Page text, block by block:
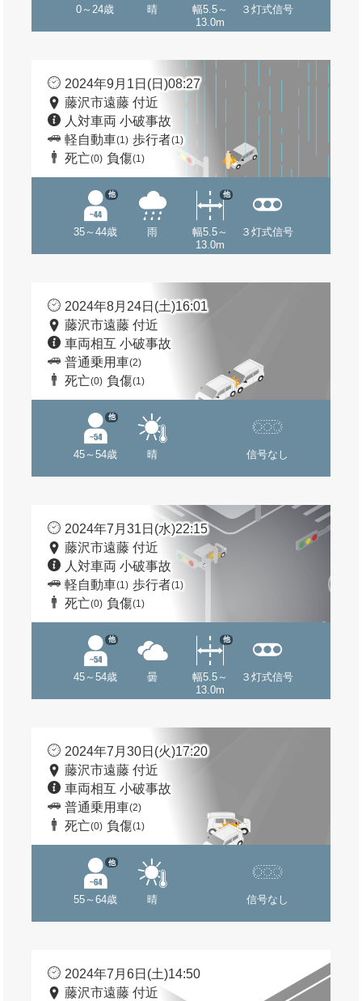
0～24歳 晴
幅5.5～
13.0m
３灯式信号
2024年9月1日(日)08:27
藤沢市遠藤 付近
人対車両 小破事故
軽自動車(1) 歩行者(1)
死亡(0) 負傷(1)
35～44歳
他
雨
幅5.5～
13.0m
他
３灯式信号
2024年8月24日(土)16:01
藤沢市遠藤 付近
車両相互 小破事故
普通乗用車(2)
死亡(0) 負傷(1)
45～54歳
他
晴 信号なし
2024年7月31日(水)22:15
藤沢市遠藤 付近
人対車両 小破事故
軽自動車(1) 歩行者(1)
死亡(0) 負傷(1)
45～54歳
他
曇
幅5.5～
13.0m
他
３灯式信号
2024年7月30日(火)17:20
藤沢市遠藤 付近
車両相互 小破事故
普通乗用車(2)
死亡(0) 負傷(1)
55～64歳
他
晴 信号なし
2024年7月6日(土)14:50
藤沢市遠藤 付近